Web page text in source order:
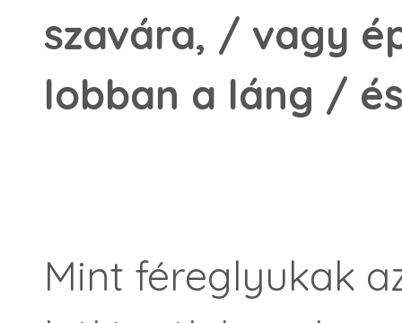
szavára, / vagy
lobban a láng /
Mint féreglyukak